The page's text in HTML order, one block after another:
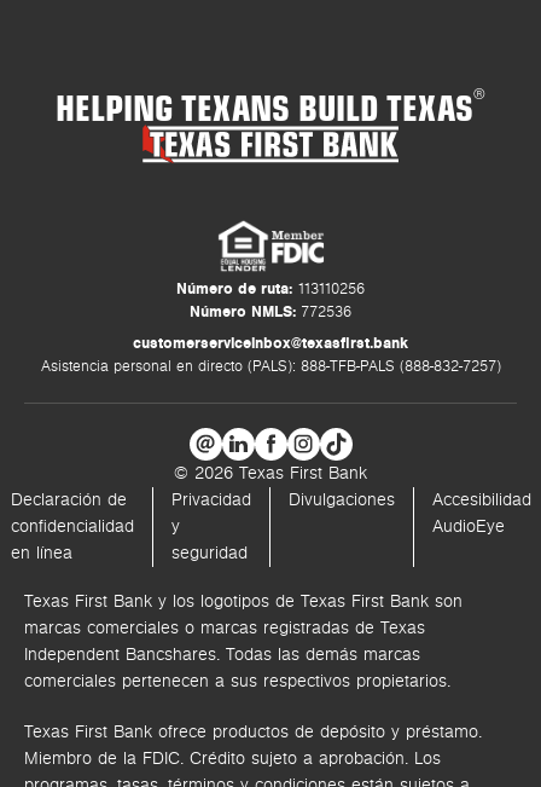
HELPING TEXANS BUILD TEXAS®
Número de ruta: 113110256
Número NMLS: 772536
customerserviceinbox@texasfirst.bank
Asistencia personal en directo (PALS): 888-TFB-PALS (888-832-7257)
© 2026 Texas First Bank
Declaración de
confidencialidad
en línea
Privacidad
y
seguridad
Divulgaciones
Accesibilidad
AudioEye
Texas First Bank y los logotipos de Texas First Bank son
marcas comerciales o marcas registradas de Texas
Independent Bancshares. Todas las demás marcas
comerciales pertenecen a sus respectivos propietarios.
Texas First Bank ofrece productos de depósito y préstamo.
Miembro de la FDIC. Crédito sujeto a aprobación. Los